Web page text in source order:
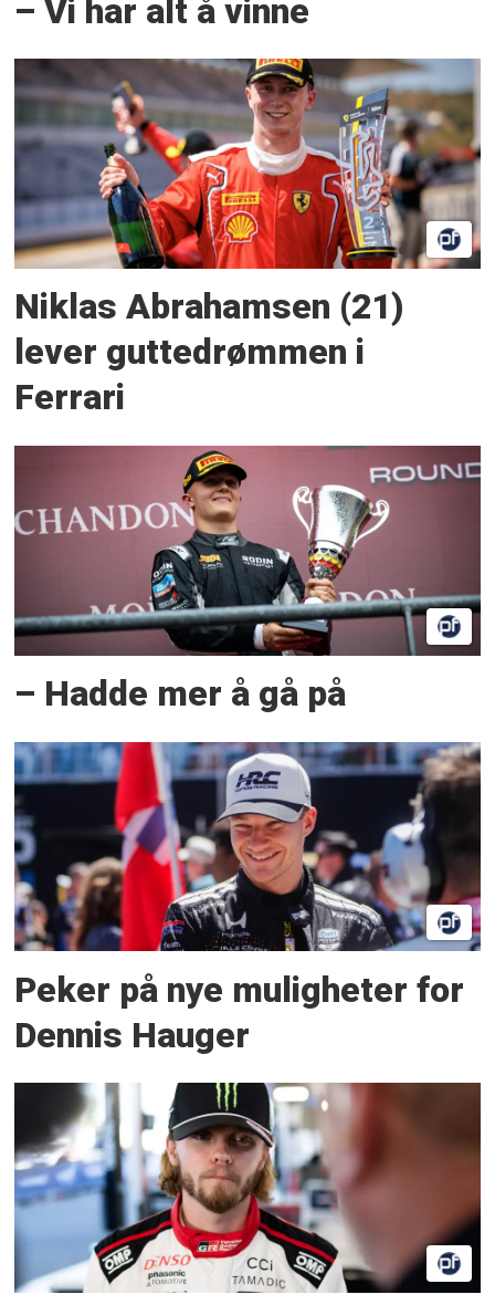
– Vi har alt å vinne
Niklas Abrahamsen (21)
lever guttedrømmen i
Ferrari
– Hadde mer å gå på
Peker på nye muligheter for
Dennis Hauger